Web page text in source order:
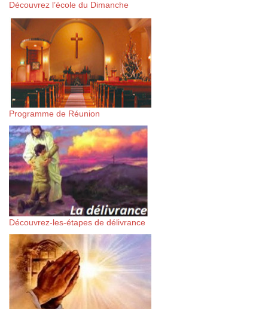
Découvrez l’école du Dimanche
Programme de Réunion
Découvrez-les-étapes de délivrance